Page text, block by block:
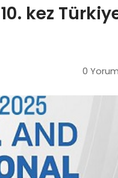
kez
0